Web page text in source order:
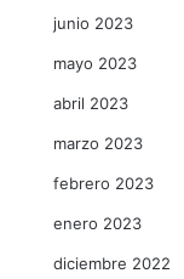
junio 2023
mayo 2023
abril 2023
marzo 2023
febrero 2023
enero 2023
diciembre 2022